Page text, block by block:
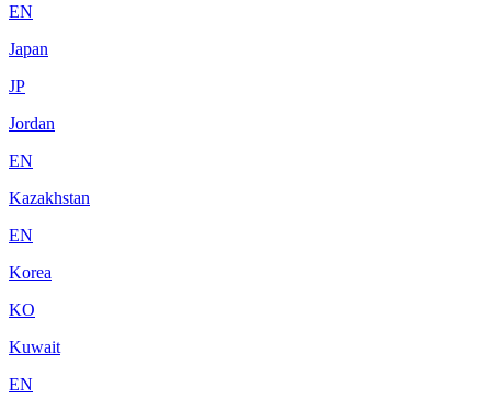
EN
Japan
JP
Jordan
EN
Kazakhstan
EN
Korea
KO
Kuwait
EN